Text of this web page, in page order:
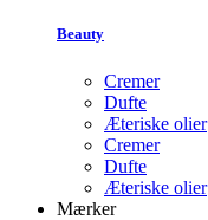
Beauty
Cremer
Dufte
Æteriske olier
Cremer
Dufte
Æteriske olier
Mærker